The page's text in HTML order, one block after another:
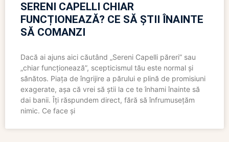
SERENI CAPELLI CHIAR
FUNCȚIONEAZĂ? CE SĂ ȘTII ÎNAINTE
SĂ COMANZI
Dacă ai ajuns aici căutând „Sereni Capelli păreri” sau
„chiar funcționează”, scepticismul tău este normal și
sănătos. Piața de îngrijire a părului e plină de promisiuni
exagerate, așa că vrei să știi la ce te înhami înainte să
dai banii. Îți răspundem direct, fără să înfrumusețăm
nimic. Ce face și